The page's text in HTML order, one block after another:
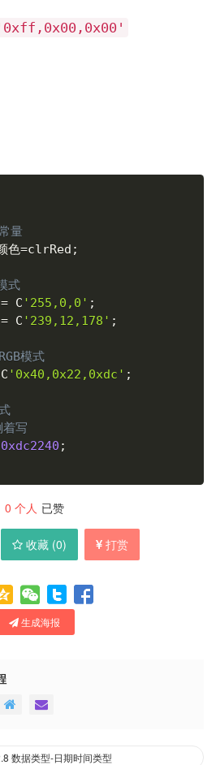
量
色
=clrRed ;
式
= C '255,0,0' ;
= C '239,12,178' ;
模式
C '0x40,0x22,0xdc' ;
写
0xdc2240 ;
0 个人 已赞
收藏 (0) 打赏
生成海报
数据类型-日期时间类型